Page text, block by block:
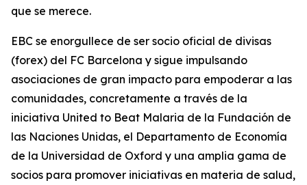
que se merece.
EBC se enorgullece de ser socio oficial de divisas
(forex) del FC Barcelona y sigue impulsando
asociaciones de gran impacto para empoderar a las
comunidades, concretamente a través de la
iniciativa United to Beat Malaria de la Fundación de
las Naciones Unidas, el Departamento de Economía
de la Universidad de Oxford y una amplia gama de
socios para promover iniciativas en materia de salud,